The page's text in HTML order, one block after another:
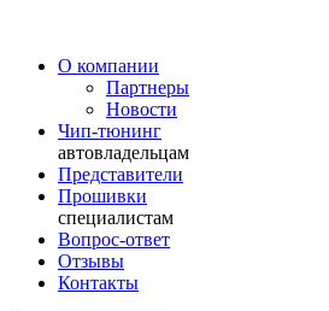
О компании
Партнеры
Новости
Чип-тюнинг
автовладельцам
Представители
Прошивки
специалистам
Вопрос-ответ
Отзывы
Контакты